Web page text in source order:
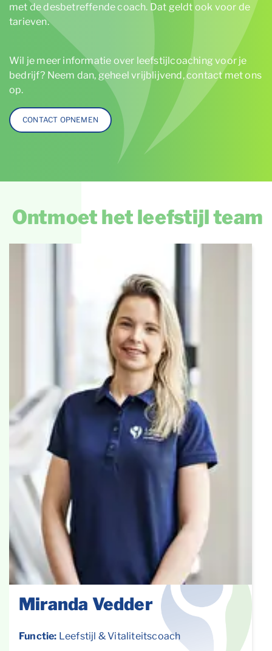
met de desbetreffende coach. Dat geldt ook voor de
tarieven.
Wil je meer informatie over leefstijlcoaching voor je
bedrijf? Neem dan, geheel vrijblijvend, contact met ons
op.
CONTACT OPNEMEN
Ontmoet het leefstijl team
Miranda Vedder
Functie: Leefstijl & Vitaliteitscoach